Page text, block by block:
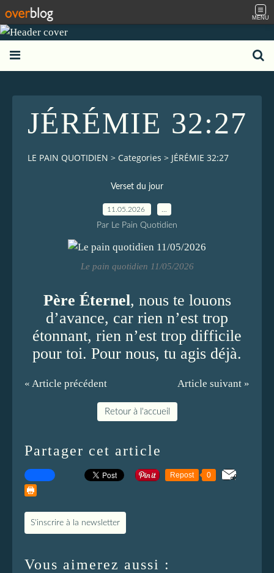
MENU
JÉRÉMIE 32:27
LE PAIN QUOTIDIEN > Categories > JÉRÉMIE 32:27
Verset du jour
11.05.2026
Par Le Pain Quotidien
Le pain quotidien 11/05/2026
Père Éternel, nous te louons
d’avance, car rien n’est trop
étonnant, rien n’est trop difficile
pour toi. Pour nous, tu agis déjà.
« Article précédent Article suivant »
Retour à l'accueil
Partager cet article
Repost 0
S'inscrire à la newsletter
Vous aimerez aussi :